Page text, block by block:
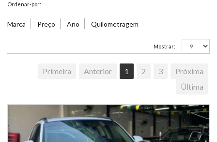
Ordenar-por:
Marca Preço Ano Quilometragem
Mostrar:
Primeira Anterior 1 2 3
Próxima
Última